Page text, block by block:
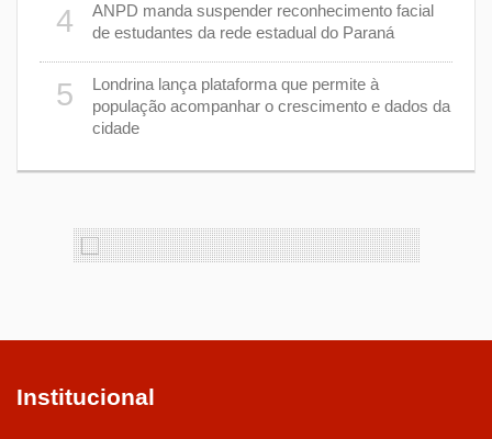
4
ANPD manda suspender reconhecimento facial
de estudantes da rede estadual do Paraná
5
Londrina lança plataforma que permite à
população acompanhar o crescimento e dados da
cidade
Institucional